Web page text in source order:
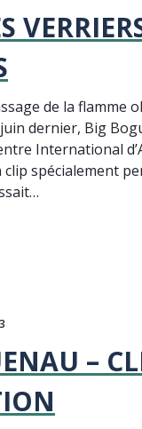
de la flamme
dernier, Big
International
clip spécialement
–